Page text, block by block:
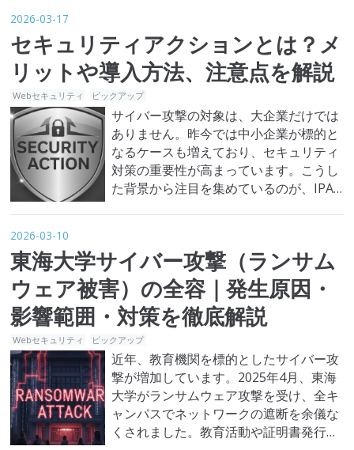
ことで金銭の支払いを迫る攻撃です。暗
号化を伴わないため発見が遅れやすく、
企業にとって深刻な情報漏えいリスク
に…
2026-03-17
セキュリティアクションとは？メ
リットや導入方法、注意点を解説
Webセキュリティ ピックアップ
サイバー攻撃の対象は、大企業だけでは
ありません。昨今では中小企業が標的と
なるケースも増えており、セキュリティ
対策の重要性が高まっています。こうし
た背景から注目を集めているのが、IPA
的な導入手順まで詳しく解説します。制
度を活用する際の注意点も紹介しますの
で、自社のセキュリティ対策を見直す
き…
2026-03-10
東海大学サイバー攻撃（ランサム
ウェア被害）の全容｜発生原因・
影響範囲・対策を徹底解説
Webセキュリティ ピックアップ
近年、教育機関を標的としたサイバー攻
撃が増加しています。2025年4月、東海
大学がランサムウェア攻撃を受け、全キ
ャンパスでネットワークの遮断を余儀な
くされました。教育活動や証明書発行な